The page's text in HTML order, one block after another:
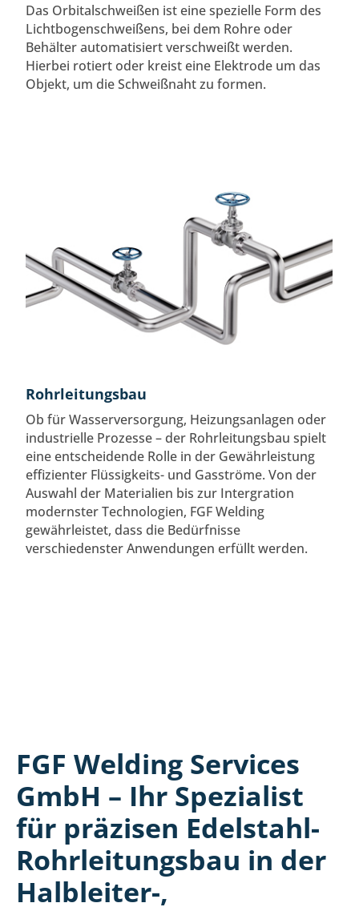
Das Orbitalschweißen ist eine spezielle Form des
Lichtbogenschweißens, bei dem Rohre oder
Behälter automatisiert verschweißt werden.
Hierbei rotiert oder kreist eine Elektrode um das
Objekt, um die Schweißnaht zu formen.
Rohrleitungsbau
Ob für Wasserversorgung, Heizungsanlagen oder
industrielle Prozesse – der Rohrleitungsbau spielt
eine entscheidende Rolle in der Gewährleistung
effizienter Flüssigkeits- und Gasströme. Von der
Auswahl der Materialien bis zur Intergration
modernster Technologien, FGF Welding
gewährleistet, dass die Bedürfnisse
verschiedenster Anwendungen erfüllt werden.
FGF Welding Services
GmbH – Ihr Spezialist
für präzisen Edelstahl-
Rohrleitungsbau in der
Halbleiter-,